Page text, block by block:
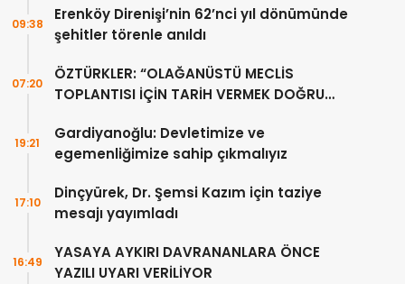
Erenköy Direnişi’nin 62’nci yıl dönümünde
şehitler törenle anıldı
09:38
ÖZTÜRKLER: “OLAĞANÜSTÜ MECLİS
TOPLANTISI İÇİN TARİH VERMEK DOĞRU
07:20
Gardiyanoğlu: Devletimize ve
egemenliğimize sahip çıkmalıyız
19:21
Dinçyürek, Dr. Şemsi Kazım için taziye
mesajı yayımladı
17:10
YASAYA AYKIRI DAVRANANLARA ÖNCE
YAZILI UYARI VERİLİYOR
16:49